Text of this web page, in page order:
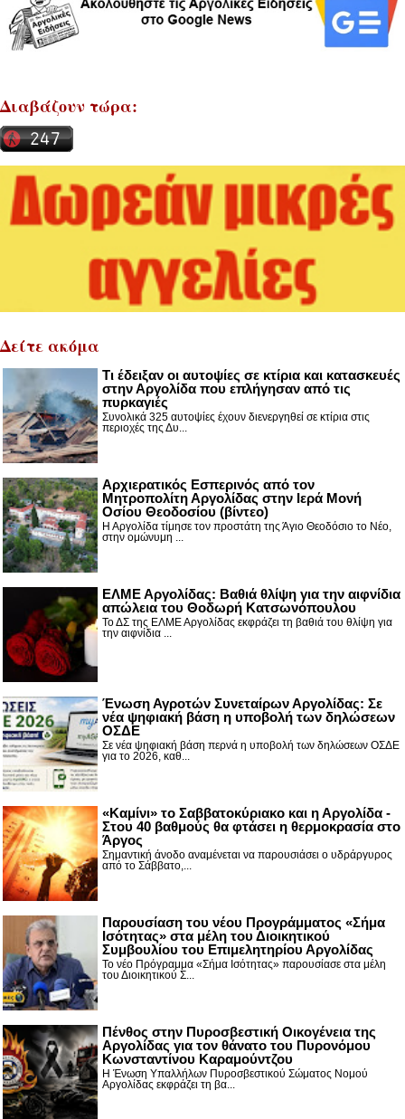
Διαβάζουν τώρα:
Δείτε ακόμα
Τι έδειξαν οι αυτοψίες σε κτίρια και κατασκευές
στην Αργολίδα που επλήγησαν από τις
πυρκαγιές
Συνολικά 325 αυτοψίες έχουν διενεργηθεί σε κτίρια στις
περιοχές της Δυ...
Αρχιερατικός Εσπερινός από τον
Μητροπολίτη Αργολίδας στην Ιερά Μονή
Οσίου Θεοδοσίου (βίντεο)
Η Αργολίδα τίμησε τον προστάτη της Άγιο Θεοδόσιο το Νέο,
στην ομώνυμη ...
ΕΛΜΕ Αργολίδας: Βαθιά θλίψη για την αιφνίδια
απώλεια του Θοδωρή Κατσωνόπουλου
Το ΔΣ της ΕΛΜΕ Αργολίδας εκφράζει τη βαθιά του θλίψη για
την αιφνίδια ...
Ένωση Αγροτών Συνεταίρων Αργολίδας: Σε
νέα ψηφιακή βάση η υποβολή των δηλώσεων
ΟΣΔΕ
Σε νέα ψηφιακή βάση περνά η υποβολή των δηλώσεων ΟΣΔΕ
για το 2026, καθ...
«Καμίνι» το Σαββατοκύριακο και η Αργολίδα -
Στου 40 βαθμούς θα φτάσει η θερμοκρασία στο
Άργος
Σημαντική άνοδο αναμένεται να παρουσιάσει ο υδράργυρος
από το Σάββατο,...
Παρουσίαση του νέου Προγράμματος «Σήμα
Ισότητας» στα μέλη του Διοικητικού
Συμβουλίου του Επιμελητηρίου Αργολίδας
Το νέο Πρόγραμμα «Σήμα Ισότητας» παρουσίασε στα μέλη
του Διοικητικού Σ...
Πένθος στην Πυροσβεστική Οικογένεια της
Αργολίδας για τον θάνατο του Πυρονόμου
Κωνσταντίνου Καραμούντζου
Η Ένωση Υπαλλήλων Πυροσβεστικού Σώματος Νομού
Αργολίδας εκφράζει τη βα...